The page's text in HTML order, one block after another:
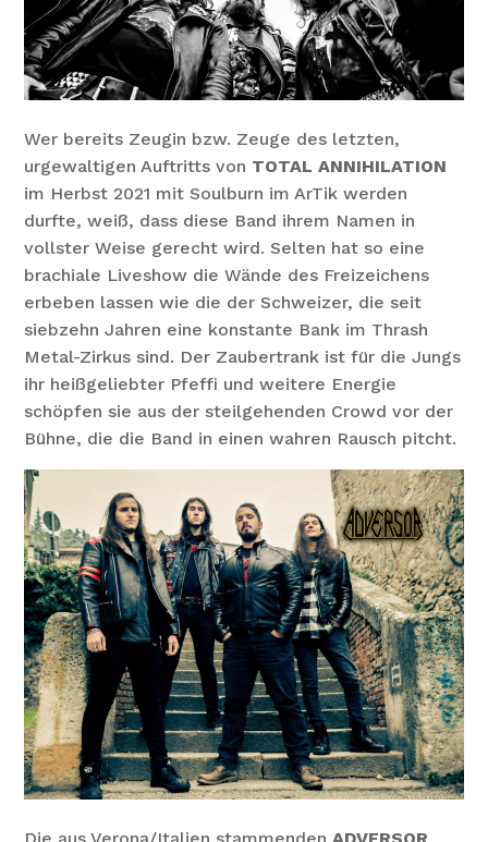
Wer bereits Zeugin bzw. Zeuge des letzten,
urgewaltigen Auftritts von TOTAL ANNIHILATION
im Herbst 2021 mit Soulburn im ArTik werden
durfte, weiß, dass diese Band ihrem Namen in
vollster Weise gerecht wird. Selten hat so eine
brachiale Liveshow die Wände des Freizeichens
erbeben lassen wie die der Schweizer, die seit
siebzehn Jahren eine konstante Bank im Thrash
Metal-Zirkus sind. Der Zaubertrank ist für die Jungs
ihr heißgeliebter Pfeffi und weitere Energie
schöpfen sie aus der steilgehenden Crowd vor der
Bühne, die die Band in einen wahren Rausch pitcht.